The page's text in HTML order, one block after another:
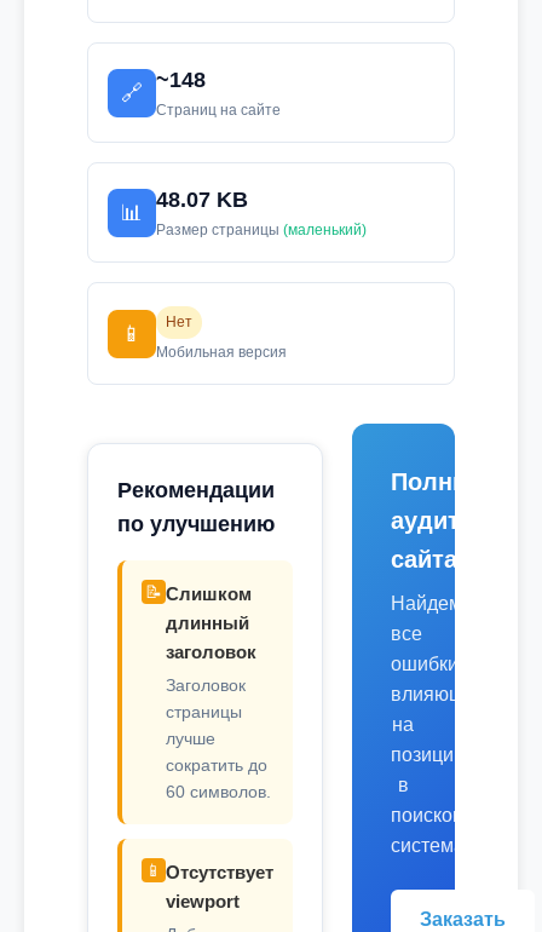
🔗
~148
Страниц на сайте
📊
48.07 KB
Размер страницы (маленький)
📱
Нет
Мобильная версия
Рекомендации
по улучшению
📝 Слишком
длинный
заголовок
Заголовок
страницы
лучше
сократить до
60 символов.
📱 Отсутствует
viewport
Полный
аудит
сайта
Найдем
все
ошибки,
влияющие
на
позиции
в
поисковых
системах.
Заказать